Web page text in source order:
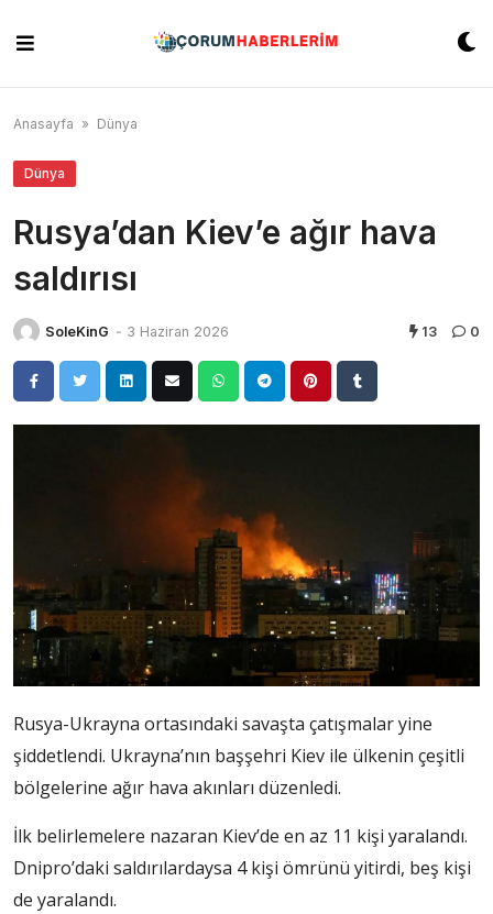
content
Anasayfa » Dünya
Dünya
Rusya’dan Kiev’e ağır hava
saldırısı
SoleKinG - 3 Haziran 2026 13 0
Rusya-Ukrayna ortasındaki savaşta çatışmalar yine
şiddetlendi. Ukrayna’nın başşehri Kiev ile ülkenin çeşitli
bölgelerine ağır hava akınları düzenledi.
İlk belirlemelere nazaran Kiev’de en az 11 kişi yaralandı.
Dnipro’daki saldırılardaysa 4 kişi ömrünü yitirdi, beş kişi
de yaralandı.